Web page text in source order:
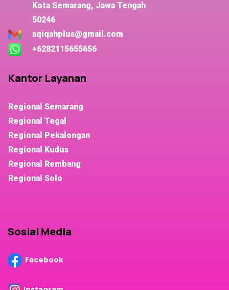
Kota Semarang, Jawa Tengah
50246
aqiqahplus@gmail.com
+6282115655656
Kantor Layanan
Regional Semarang
Regional Tegal
Regional Pekalongan
Regional Kudus
Regional Rembang
Regional Solo
Sosial Media
Facebook